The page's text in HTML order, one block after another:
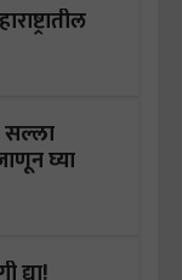
सल्ला
घ्या